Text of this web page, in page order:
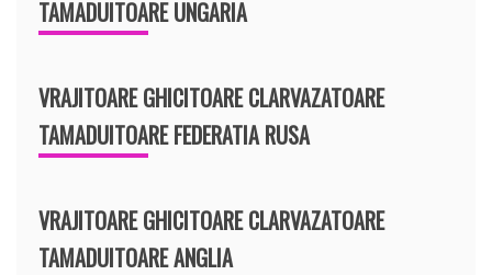
TAMADUITOARE UNGARIA
VRAJITOARE GHICITOARE CLARVAZATOARE
TAMADUITOARE FEDERATIA RUSA
VRAJITOARE GHICITOARE CLARVAZATOARE
TAMADUITOARE ANGLIA